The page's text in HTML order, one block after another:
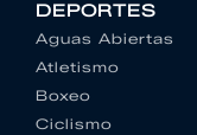
DEPORTES
Aguas Abiertas
Atletismo
Boxeo
Ciclismo